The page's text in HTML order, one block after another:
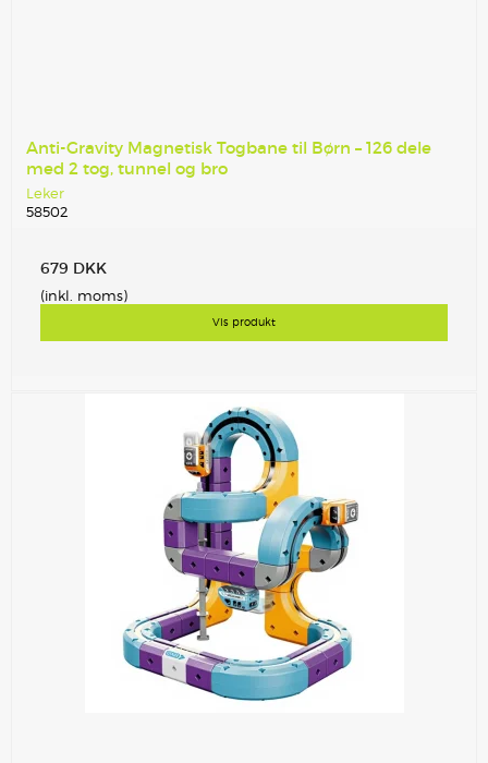
Anti-Gravity Magnetisk Togbane til Børn – 126 dele
med 2 tog, tunnel og bro
Leker
58502
679 DKK
(inkl. moms)
Vis produkt